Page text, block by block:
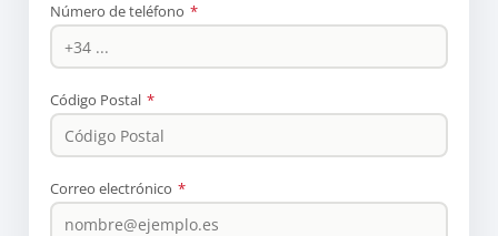
Número de teléfono *
Código Postal *
Correo electrónico *